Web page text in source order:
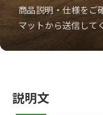
商品説明・仕様をご
マットから送信して
説明文